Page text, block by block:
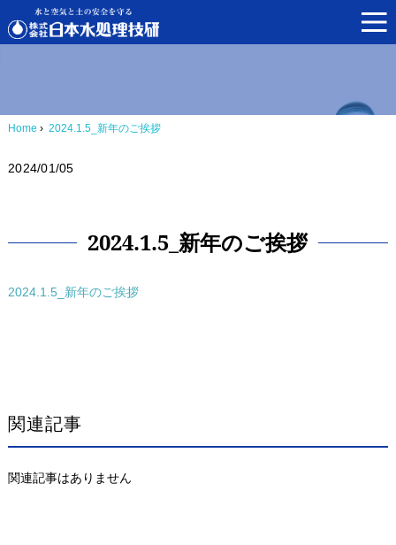
Home › 2024.1.5_新年のご挨拶
2024/01/05
2024.1.5_新年のご挨拶
2024.1.5_新年のご挨拶
関連記事
関連記事はありません